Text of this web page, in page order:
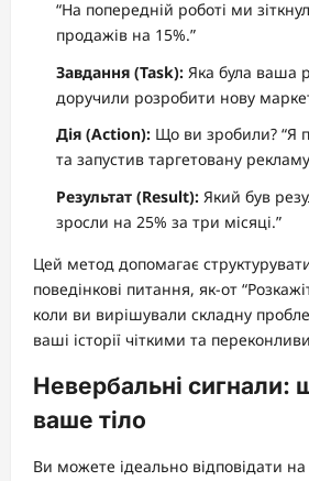
“На попередній роботі ми
продажів на 15%.”
Завдання (Task): Яка була ваша
доручили розробити нову
Дія (Action): Що ви зробили? “Я
та запустив таргетовану
Результат (Result): Який був
зросли на 25% за три місяці.”
Цей метод допомагає
поведінкові питання, як-от
коли ви вирішували складну
ваші історії чіткими та
Невербальні сигнали:
ваше тіло
Ви можете ідеально відповідати